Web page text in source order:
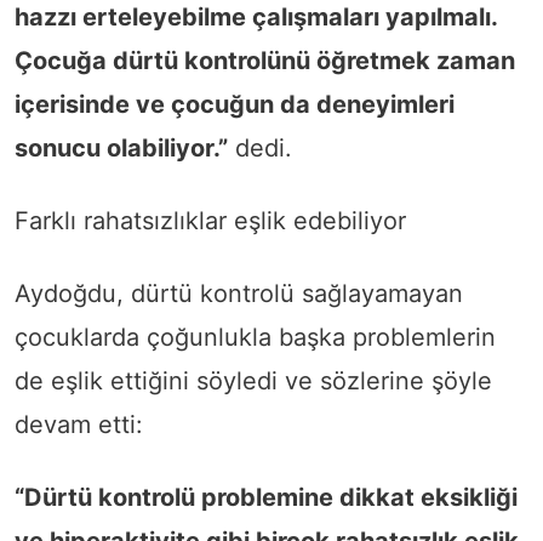
hazzı erteleyebilme çalışmaları yapılmalı.
Çocuğa dürtü kontrolünü öğretmek zaman
içerisinde ve çocuğun da deneyimleri
sonucu olabiliyor.” dedi.
Farklı rahatsızlıklar eşlik edebiliyor
Aydoğdu, dürtü kontrolü sağlayamayan
çocuklarda çoğunlukla başka problemlerin
de eşlik ettiğini söyledi ve sözlerine şöyle
devam etti:
“Dürtü kontrolü problemine dikkat eksikliği